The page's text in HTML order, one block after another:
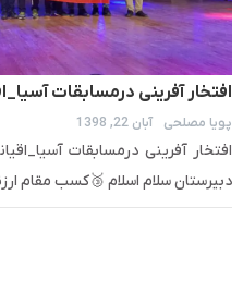
افتخار آفرینی درمسابقات
پویا مصلحی آبان 22, 1398
دبیرستان سلام اسلام 🥉کسب مقام